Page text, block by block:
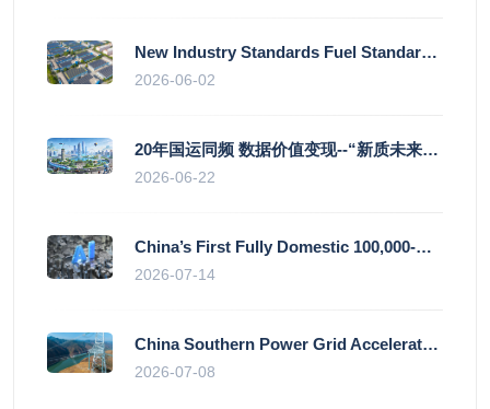
New Industry Standards Fuel Standardised and Scaled Growth of China’s Embodied Intelligence Sector
2026-06-02
20年国运同频 数据价值变现--“新质未来”平台开启产业通证新时代
2026-06-22
China’s First Fully Domestic 100,000-Card AI Supercluster Launched in Zhengzhou, Integrated Into National Supercomputing Internet
2026-07-14
China Southern Power Grid Accelerates Grid Works to Secure Summer Power Supply Across Southern Provinces
2026-07-08